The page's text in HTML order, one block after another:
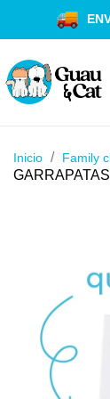
Inicio Family